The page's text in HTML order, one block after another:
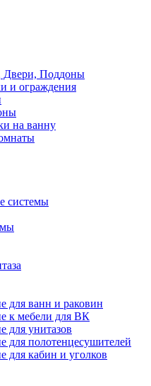
Двери, Поддоны
и ограждения
на ванну
системы
для ванн и раковин
к мебели для ВК
для унитазов
для полотенцесушителей
для кабин и уголков